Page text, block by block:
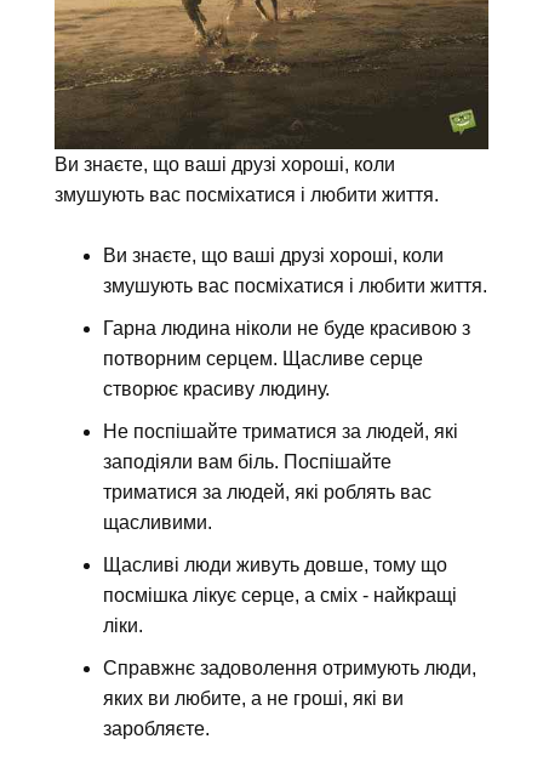
Ви знаєте, що ваші друзі хороші, коли
змушують вас посміхатися і любити життя.
Ви знаєте, що ваші друзі хороші, коли
змушують вас посміхатися і любити життя.
Гарна людина ніколи не буде красивою з
потворним серцем. Щасливе серце
створює красиву людину.
Не поспішайте триматися за людей, які
заподіяли вам біль. Поспішайте
триматися за людей, які роблять вас
щасливими.
Щасливі люди живуть довше, тому що
посмішка лікує серце, а сміх - найкращі
ліки.
Справжнє задоволення отримують люди,
яких ви любите, а не гроші, які ви
заробляєте.